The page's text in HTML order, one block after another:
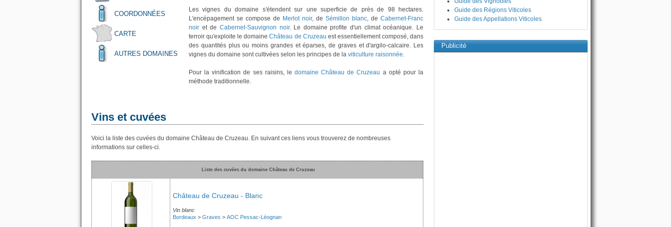
COORDONNÉES
CARTE
AUTRES DOMAINES
Les vignes du domaine s'étendent sur une superficie de près de 98 hectares.
L'encépagement se compose de Merlot noir, de Sémillon blanc, de Cabernet-Franc
noir et de Cabernet-Sauvignon noir. Le domaine profite d'un climat océanique. Le
terroir qu'exploite le domaineChâteau de Cruzeau est essentiellement composé, dans
des quantités plus ou moins grandes et éparses, de graves et d'argilo-calcaire. Les
vignes du domaine sont cultivées selon les principes de la viticulture raisonnée.
Pour la vinification de ses raisins, le domaine Château de Cruzeau a opté pour la
méthode traditionnelle.
Vins et cuvées
Voici la liste des cuvées du domaine Château de Cruzeau. En suivant ces liens vous trouverez de nombreuses
informations sur celles-ci.
Liste des cuvées du domaine Château de Cruzeau
Château de Cruzeau - Blanc
Vin blanc
Bordeaux > Graves > AOC Pessac-Léognan
Guide des Régions Viticoles
Guide des Appellations Viticoles
Publicité